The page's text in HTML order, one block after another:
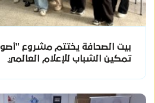
بيت الصحافة يختتم مشروع
تمكين الشباب للإعلام العالمي